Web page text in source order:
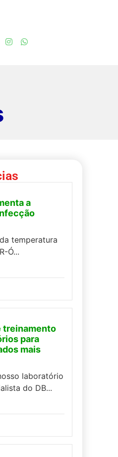
a
temperatura
Ó...
treinamento
para
mais
laboratório
do DB...